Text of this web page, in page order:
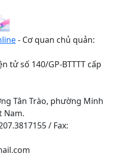
- Cơ quan chủ quản:
tử số 140/GP-BTTTT cấp
Tân Trào, phường Minh
Nam.
/ Fax: